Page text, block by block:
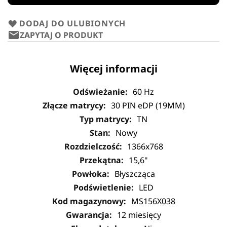
DODAJ DO ULUBIONYCH
ZAPYTAJ O PRODUKT
Więcej informacji
60 Hz
30 PIN eDP (19MM)
TN
Nowy
1366x768
15,6"
Błyszcząca
LED
MS156X038
12 miesięcy